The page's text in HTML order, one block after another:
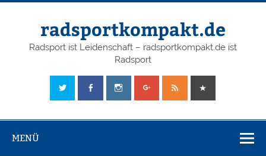
radsportkompakt.de
Radsport ist Leidenschaft – radsportkompakt.de ist
Radsport
MENÜ